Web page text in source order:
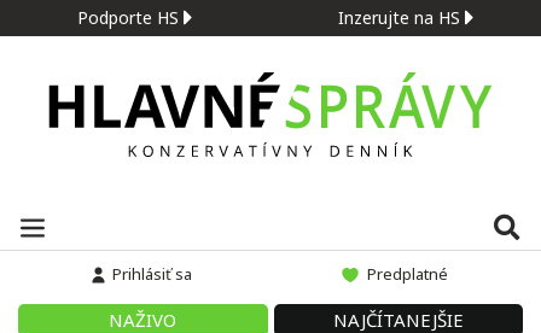
Podporte HS Inzerujte na HS
Prihlásiť sa Predplatné
NAŽIVO
NAJČÍTANEJŠIE